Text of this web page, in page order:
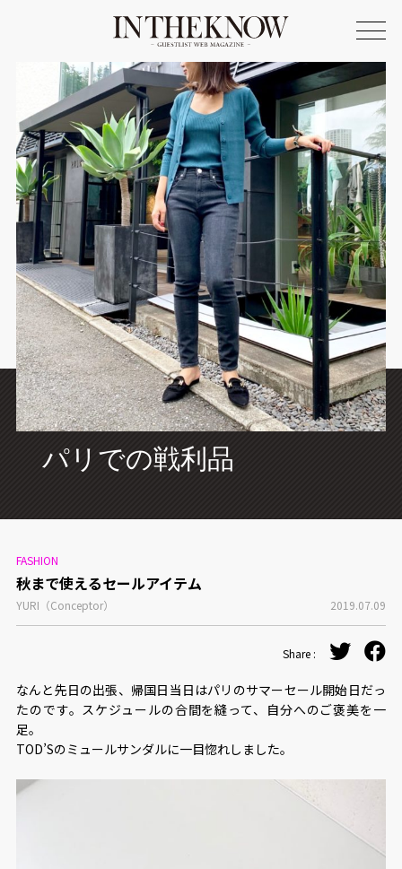
ONLINE SHOP
FASHION
SPOTLIGHT
BEAUTY
LIFE STYLE
FOOD
WRITER
CONCEPT
パリでの戦利品
FASHION
秋まで使えるセールアイテム
YURI（Conceptor） 2019.07.09
Share :
なんと先日の出張、帰国日当日はパリのサマーセール開始日だっ
たのです。スケジュールの合間を縫って、自分へのご褒美を一
足。
TOD’Sのミュールサンダルに一目惚れしました。